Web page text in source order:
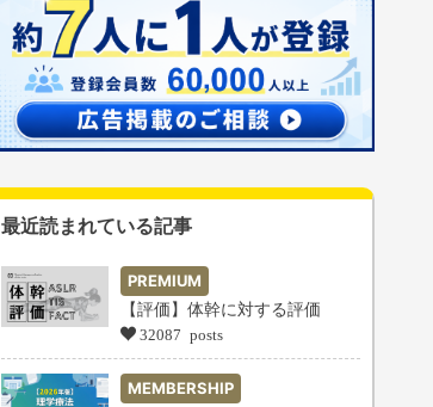
最近読まれている記事
PREMIUM
【評価】体幹に対する評価
32087 posts
MEMBERSHIP